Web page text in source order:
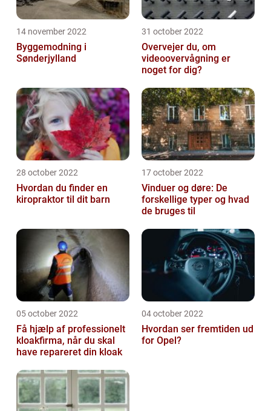
14 november 2022
Byggemodning i
Sønderjylland
31 october 2022
Overvejer du, om
videoovervågning er
noget for dig?
28 october 2022
Hvordan du finder en
kiropraktor til dit barn
17 october 2022
Vinduer og døre: De
forskellige typer og hvad
de bruges til
05 october 2022
Få hjælp af professionelt
kloakfirma, når du skal
have repareret din kloak
04 october 2022
Hvordan ser fremtiden ud
for Opel?